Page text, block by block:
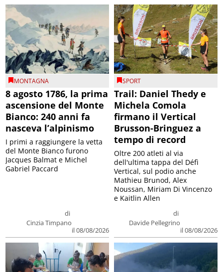
MONTAGNA
8 agosto 1786, la prima
ascensione del Monte
Bianco: 240 anni fa
nasceva l’alpinismo
di
Cinzia Timpano
il 08/08/2026
I primi a raggiungere la vetta
del Monte Bianco furono
Jacques Balmat e Michel
Gabriel Paccard
SPORT
Trail: Daniel Thedy e
Michela Comola
firmano il Vertical
Brusson-Bringuez a
tempo di record
di
Davide Pellegrino
il 08/08/2026
Oltre 200 atleti al via
dell'ultima tappa del Défì
Vertical, sul podio anche
Mathieu Brunod, Alex
Noussan, Miriam Di Vincenzo
e Kaitlin Allen